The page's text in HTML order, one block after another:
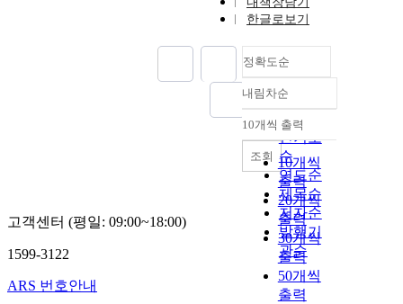
한글로보기
정확도순
정확도
순
인기도
순
연도순
제목순
저자순
발행기
관순
내림차순
내림차순
10개씩 출력
10개씩
출력
20개씩
출력
30개씩
출력
50개씩
출력
조회
고객센터 (평일: 09:00~18:00)
1599-3122
ARS 번호안내